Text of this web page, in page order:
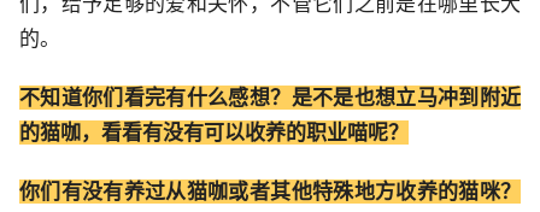
的。
不知道你们看完有什么感想？是不是也想立马冲到附近
的猫咖，看看有没有可以收养的职业喵呢？
你们有没有养过从猫咖或者其他特殊地方收养的猫咪？